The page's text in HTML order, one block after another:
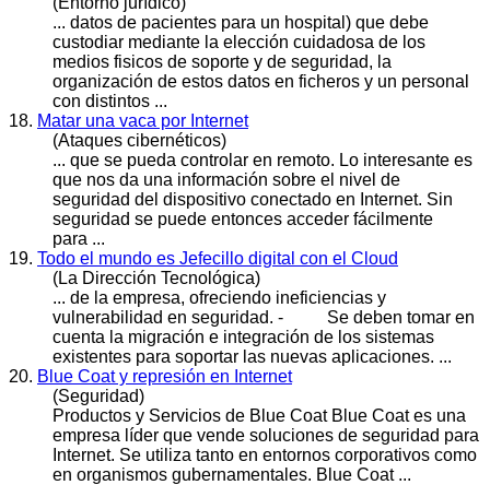
... datos de pacientes para un hospital) que debe
custodiar mediante la elección cuidadosa de los
medios fisicos de soporte y de seguridad, la
organización de estos datos en ficheros y un personal
con distintos ...
18. Matar una vaca por Internet
(Ataques cibernéticos)
... que se pueda controlar en remoto. Lo interesante es
que nos da una información sobre el nivel de
seguridad del dispositivo conectado en Internet. Sin
seguridad se puede entonces acceder fácilmente
para ...
19. Todo el mundo es Jefecillo digital con el Cloud
(La Dirección Tecnológica)
... de la empresa, ofreciendo ineficiencias y
vulnerabilidad en seguridad. - Se deben tomar en
cuenta la migración e integración de los sistemas
existentes para soportar las nuevas aplicaciones. ...
20. Blue Coat y represión en Internet
(Seguridad)
Productos y Servicios de Blue Coat Blue Coat es una
empresa líder que vende soluciones de seguridad para
Internet. Se utiliza tanto en entornos corporativos como
en organismos gubernamentales. Blue Coat ...